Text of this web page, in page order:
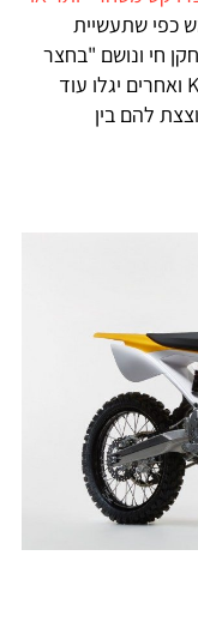
כפי שתעשיית
חי ונושם "בחצר
האחורית שלה" – כך ייתכן שב.מ.וו, ו-K.T.M ואחרים יגלו עוד
להם בין